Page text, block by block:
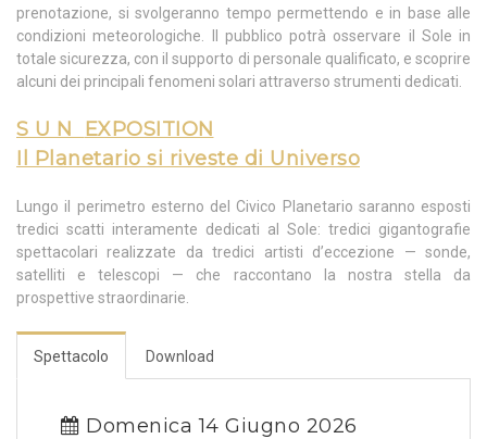
prenotazione, si svolgeranno tempo permettendo e in base alle
condizioni meteorologiche. Il pubblico potrà osservare il Sole in
totale sicurezza, con il supporto di personale qualificato, e scoprire
alcuni dei principali fenomeni solari attraverso strumenti dedicati.
S U N
EXPOSITION
Il Planetario si riveste di Universo
Lungo il perimetro esterno del Civico Planetario saranno esposti
tredici scatti interamente dedicati al Sole: tredici gigantografie
spettacolari realizzate da tredici artisti d’eccezione — sonde,
satelliti e telescopi — che raccontano la nostra stella da
prospettive straordinarie.
Spettacolo Download
Domenica 14 Giugno 2026